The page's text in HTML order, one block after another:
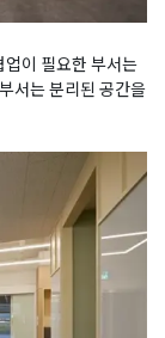
업이 필요한 부서는
서는 분리된 공간을